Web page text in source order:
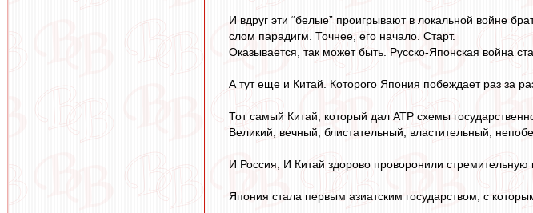
И вдруг эти “белые” проигрывают в локальной войне
слом парадигм. Точнее, его начало. Старт.
Оказывается, так может быть. Русско-Японская война
А тут еще и Китай. Которого Япония побеждает раз за
Тот самый Китай, который дал АТР схемы
Великий, вечный, блистательный, властительный,
И Россия, И Китай здорово проворонили
Япония стала первым азиатским государством, с